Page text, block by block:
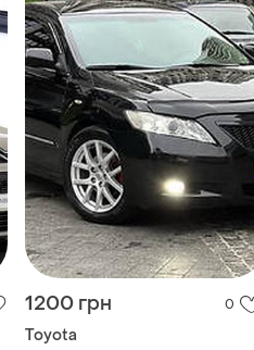
1200 грн 0
Toyota